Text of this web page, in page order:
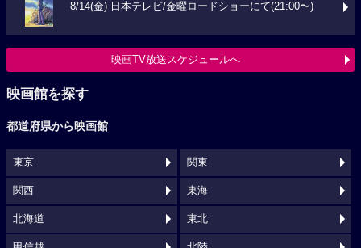
8/14(金) 日本テレビ/金曜ロードショーにて(21:00〜)
映画TV放送スケジュールへ
映画館を探す
都道府県から映画館
東京 関東
関西 東海
北海道 東北